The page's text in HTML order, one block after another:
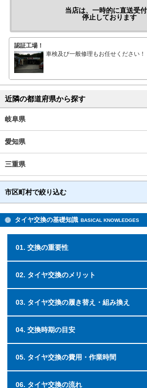
当店は、一時的に直送受
停止しております
認証工場！
車検及び一般修理もお任せください！
近隣の都道府県から探す
岐阜県
愛知県
三重県
市区町村で絞り込む
タイヤ交換の基礎知識 BASICAL KNOWLEDGES
01. 交換の重要性
02. タイヤ交換のメリット
03. タイヤ交換の履き替え・組み換え
04. 交換時期の目安
05. タイヤ交換の費用・作業時間
06. タイヤ交換の流れ